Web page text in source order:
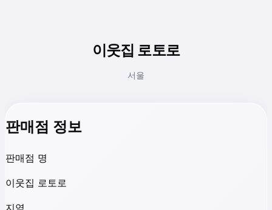
이웃집 로토로
서울
판매점 정보
판매점 명
이웃집 로토로
지역